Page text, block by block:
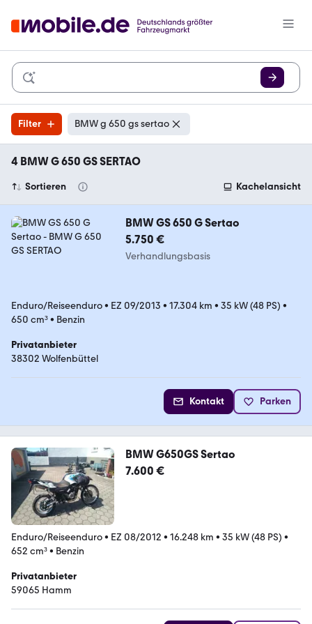
Filter BMW g 650 gs sertao
4 BMW G 650 GS SERTAO
Sortieren Kachelansicht
BMW GS 650 G Sertao
5.750 €
Verhandlungsbasis
Enduro/Reiseenduro• EZ 09/2013 • 17.304 km • 35 kW (48 PS) •
650 cm³• Benzin
Privatanbieter
38302 Wolfenbüttel
Kontakt Parken
BMW G650GS Sertao
7.600 €
Enduro/Reiseenduro• EZ 08/2012 • 16.248 km • 35 kW (48 PS) •
652 cm³• Benzin
Privatanbieter
59065 Hamm